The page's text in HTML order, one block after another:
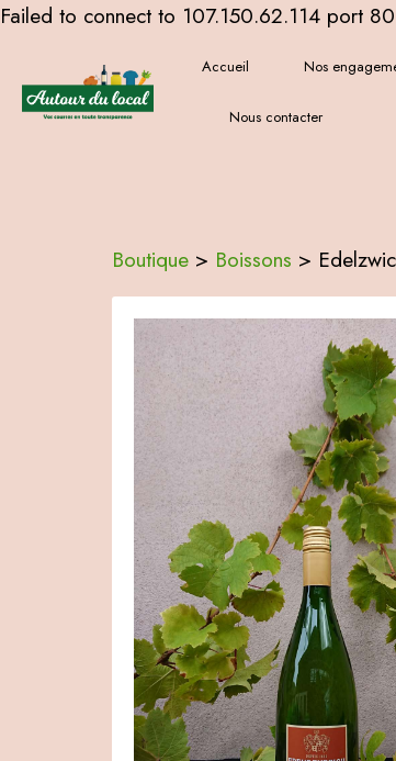
Failed to connect to 107.150.62.114 port
Accueil Nos
Nous contacter
Boutique > Boissons >